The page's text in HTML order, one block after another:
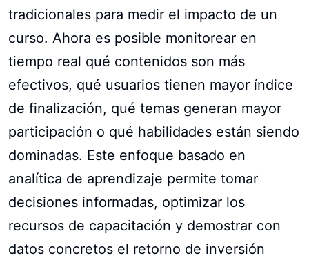
tradicionales para medir el impacto de un
curso. Ahora es posible monitorear en
tiempo real qué contenidos son más
efectivos, qué usuarios tienen mayor índice
de finalización, qué temas generan mayor
participación o qué habilidades están siendo
dominadas. Este enfoque basado en
analítica de aprendizaje permite tomar
decisiones informadas, optimizar los
recursos de capacitación y demostrar con
datos concretos el retorno de inversión